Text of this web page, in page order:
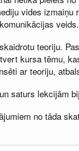
vides
teoriju.
kursa tēmu,
ar teoriju,
saturs lekcijām
no tāda